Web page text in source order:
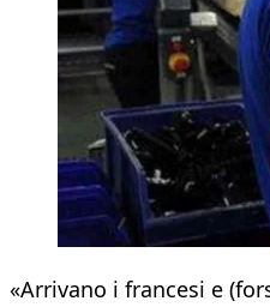
«Arrivano i francesi e